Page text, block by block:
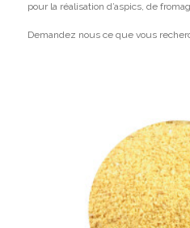
pour la réalisation d’aspics, de
Demandez nous ce que vous